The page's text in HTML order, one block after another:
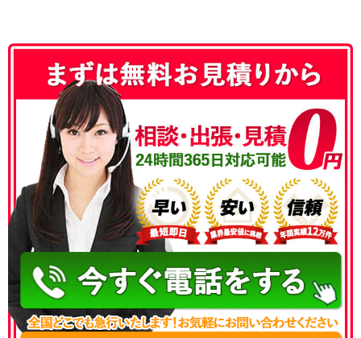
050-3186-4780